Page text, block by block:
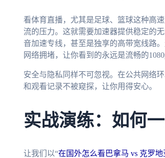
看体育直播，尤其是足球、篮球这种高
流的压力。这就需要加速器提供稳定的
音加速专线，甚至是独享的高带宽线路
网络拥堵，让你看到的永远是流畅的
安全与隐私同样不可忽视。在公共网络
和观看记录不被窥探，让你用得安心。
实战演练：如何
让我们以“在国外怎么看巴拿马 vs 克罗